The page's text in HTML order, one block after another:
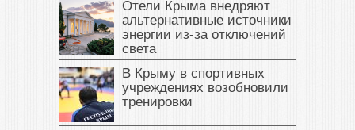
Отели Крыма внедряют
альтернативные источники
энергии из-за отключений
света
В Крыму в спортивных
учреждениях возобновили
тренировки